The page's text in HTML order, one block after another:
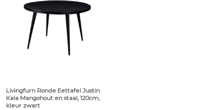
Livingfurn Ronde Eettafel Justin
Kala Mangohout en staal, 120cm,
kleur zwart